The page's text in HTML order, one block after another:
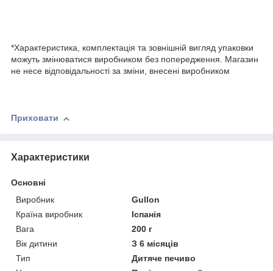
*Характеристика, комплектація та зовнішній вигляд упаковки
можуть змінюватися виробником без попередження. Магазин
не несе відповідальності за зміни, внесені виробником
Приховати
Характеристики
Основні
Виробник
Gullon
Країна виробник
Іспанія
Вага
200 г
Вік дитини
З 6 місяців
Тип
Дитяче печиво